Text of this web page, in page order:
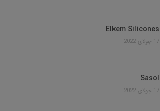
Elkem Silicones
17 جولای 2022
Sasol
17 جولای 2022